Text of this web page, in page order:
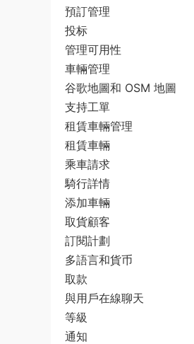
預訂管理
投标
管理可用性
車輛管理
谷歌地圖和 OSM 地圖
支持工單
租賃車輛管理
租賃車輛
乘車請求
騎行詳情
添加車輛
取貨顧客
訂閱計劃
多語言和貨币
取款
與用戶在線聊天
等級
通知